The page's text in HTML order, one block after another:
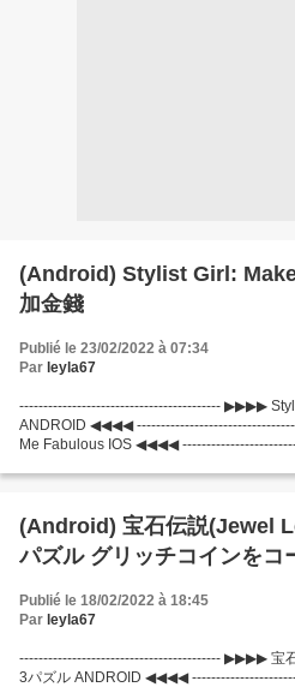
(Android) Stylist Girl:
加金錢
Publié le 23/02/2022 à 07:34
Par leyla67
------------------------------------------ ▶▶▶▶
ANDROID ◀◀◀◀
Me Fabulous IOS ◀◀◀◀
(Android) 宝石伝説(Jewel
パズル グリッチコインをコ
Publié le 18/02/2022 à 18:45
Par leyla67
------------------------------------------ ▶▶▶▶ 宝
3パズル ANDROID ◀◀◀◀